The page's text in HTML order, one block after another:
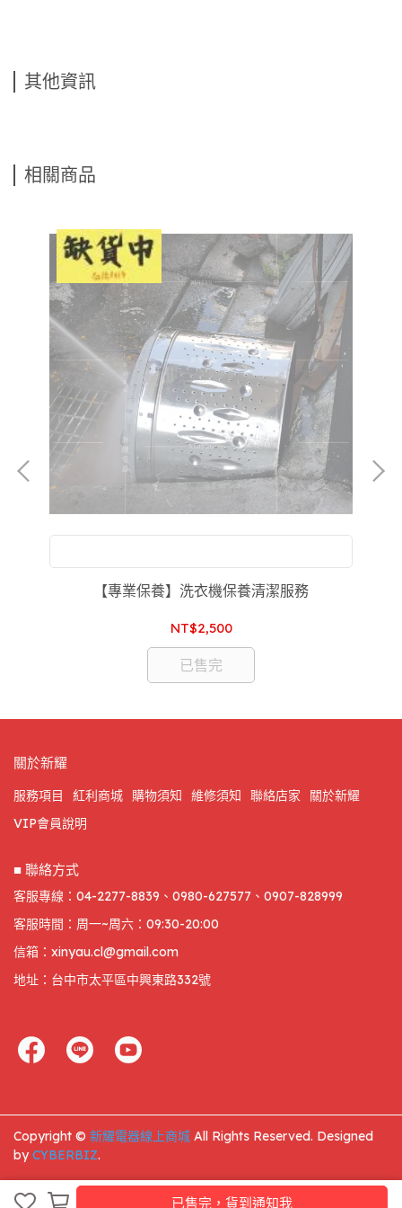
已售完，貨到通知我
其他資訊
相關商品
附設：大小家電維修部，售後服務沒煩惱
【專業保養】洗衣機保養清潔服務
NT$2,500
已售完
關於新耀
服務項目 紅利商城 購物須知 維修須知 聯絡店家
關於新耀
VIP會員說明
■ 聯絡方式
客服專線：04-2277-8839、0980-627577、0907-828999
客服時間：周一~周六：09:30-20:00
信箱：xinyau.cl@gmail.com
地址：台中市太平區中興東路332號
Copyright © 新耀電器線上商城 All Rights Reserved. Designed
byCYBERBIZ.